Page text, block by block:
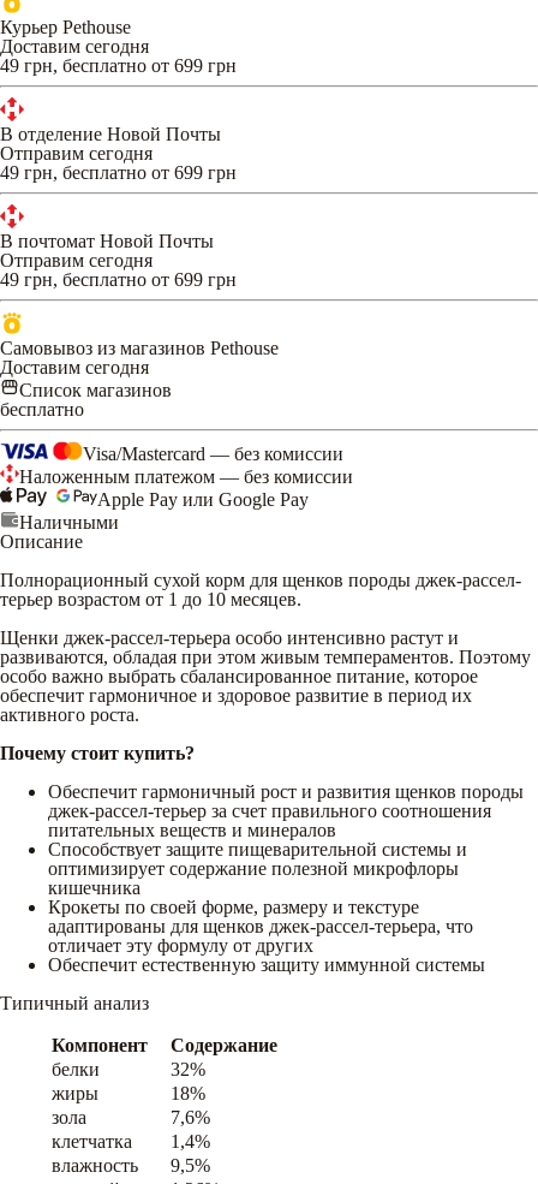
Курьер Pethouse
Доставим сегодня
49 грн, бесплатно от 699 грн
В отделение Новой Почты
Отправим сегодня
49 грн, бесплатно от 699 грн
В почтомат Новой Почты
Отправим сегодня
49 грн, бесплатно от 699 грн
Самовывоз из магазинов Pethouse
Доставим сегодня
Список магазинов
бесплатно
Visa/Mastercard — без комиссии
Наложенным платежом — без комиссии
Apple Pay или Google Pay
Наличными
Описание
Полнорационный сухой корм для щенков породы джек-рассел-
терьер возрастом от 1 до 10 месяцев.
Щенки джек-рассел-терьера особо интенсивно растут и
развиваются, обладая при этом живым темпераментов. Поэтому
особо важно выбрать сбалансированное питание, которое
обеспечит гармоничное и здоровое развитие в период их
активного роста.
Почему стоит купить?
Обеспечит гармоничный рост и развития щенков породы
джек-рассел-терьер за счет правильного соотношения
питательных веществ и минералов
Способствует защите пищеварительной системы и
оптимизирует содержание полезной микрофлоры
кишечника
Крокеты по своей форме, размеру и текстуре
адаптированы для щенков джек-рассел-терьера, что
отличает эту формулу от других
Обеспечит естественную защиту иммунной системы
Типичный анализ
Компонент
Содержание
белки
32%
жиры
18%
зола
7,6%
клетчатка
1,4%
влажность
9,5%